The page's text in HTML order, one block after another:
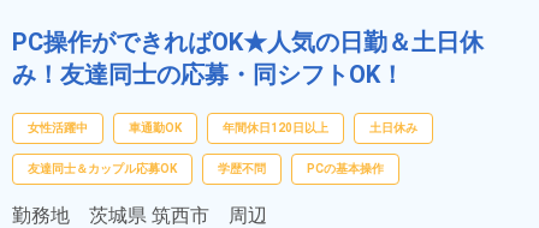
PC操作ができればOK★人気の日勤＆土日休
み！友達同士の応募・同シフトOK！
女性活躍中 車通勤OK 年間休日120日以上 土日休み
友達同士＆カップル応募OK 学歴不問 PCの基本操作
勤務地 茨城県 筑西市 周辺